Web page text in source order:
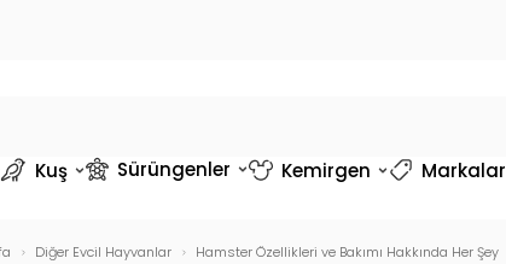
Kuş Sürüngenler Kemirgen Markalar
Diğer Evcil Hayvanlar Hamster Özellikleri ve Bakımı Hakkında Her Şey